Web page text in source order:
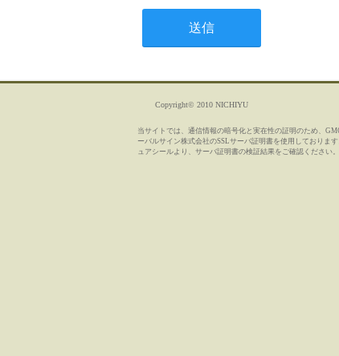
Copyright© 2010 NICHIYU
当サイトでは、通信情報の暗号化と実在性の証明のため、
ーバルサイン株式会社のSSLサーバ証明書を使用しております
ュアシールより、サーバ証明書の検証結果をご確認ください。